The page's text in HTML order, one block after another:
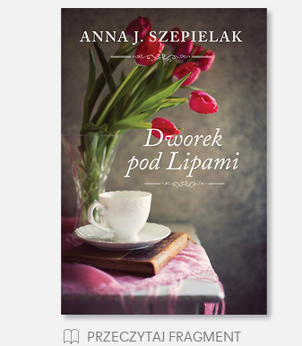
PRZECZYTAJ FRAGMENT